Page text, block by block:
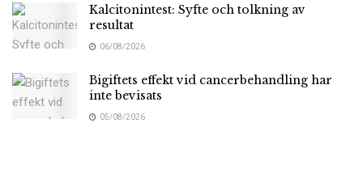
Kalcitonintest: Syfte och tolkning av
resultat
06/08/2026
Bigiftets effekt vid cancerbehandling har
inte bevisats
05/08/2026